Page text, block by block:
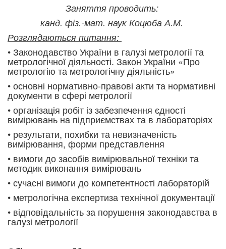
Заняття проводить:
канд. фіз.-мат. наук Коцюба А.М.
Розглядаються питання:
• Законодавство України в галузі метрології та
метрологічної діяльності. Закон України «Про
метрологію та метрологічну діяльність»
• основні нормативно-правові акти та нормативні
документи в сфері метрології
• організація робіт із забезпечення єдності
вимірювань на підприємствах та в лабораторіях
• результати, похибки та невизначеність
вимірювання, форми представлення
• вимоги до засобів вимірювальної техніки та
методик виконання вимірювань
• сучасні вимоги до компетентності лабораторій
• метрологічна експертиза технічної документації
• відповідальність за порушення законодавства в
галузі метрології